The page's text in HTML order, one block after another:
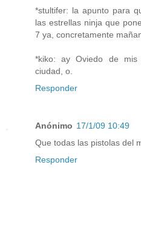
*stultifer: la apunto para
las estrellas ninja que
7 ya, concretamente
*kiko: ay Oviedo de
ciudad, o.
Responder
Anónimo 17/1/09 10:49
Que todas las pistolas del
Responder